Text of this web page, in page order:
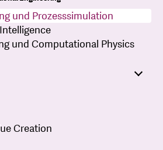
und Prozesssimulation
und Computational Physics
Creation